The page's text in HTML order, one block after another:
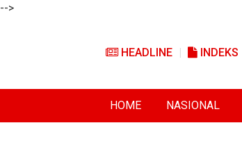
-->
HEADLINE INDEKS
HOME NASIONAL